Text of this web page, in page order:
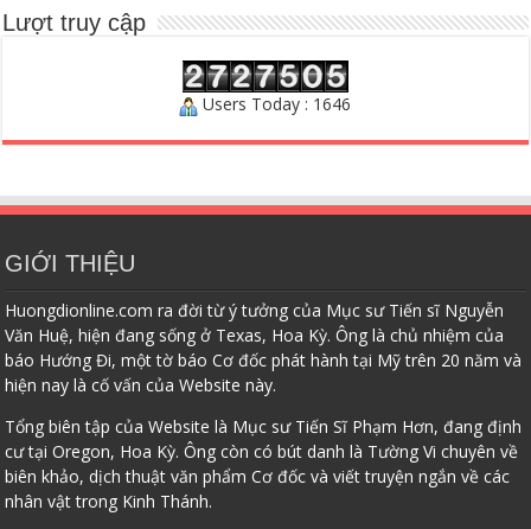
Lượt truy cập
Users Today : 1646
GIỚI THIỆU
Huongdionline.com ra đời từ ý tưởng của Mục sư Tiến sĩ Nguyễn
Văn Huệ, hiện đang sống ở Texas, Hoa Kỳ. Ông là chủ nhiệm của
báo Hướng Đi, một tờ báo Cơ đốc phát hành tại Mỹ trên 20 năm và
hiện nay là cố vấn của Website này.
Tổng biên tập của Website là Mục sư Tiến Sĩ Phạm Hơn, đang định
cư tại Oregon, Hoa Kỳ. Ông còn có bút danh là Tường Vi chuyên về
biên khảo, dịch thuật văn phẩm Cơ đốc và viết truyện ngắn về các
nhân vật trong Kinh Thánh.